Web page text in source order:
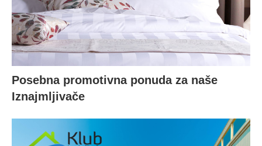
Posebna promotivna ponuda za naše
Iznajmljivače